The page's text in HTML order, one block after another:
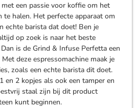
een passie voor koffie om het
halen. Het perfecte apparaat om
echte barista dat doet! Ben je
op zoek is naar het beste
is de Grind & Infuse Perfetta een
deze espressomachine maak je
zoals een echte barista dit doet.
en 2 kopjes als ook een tamper en
staal zijn bij dit product
kunt beginnen.